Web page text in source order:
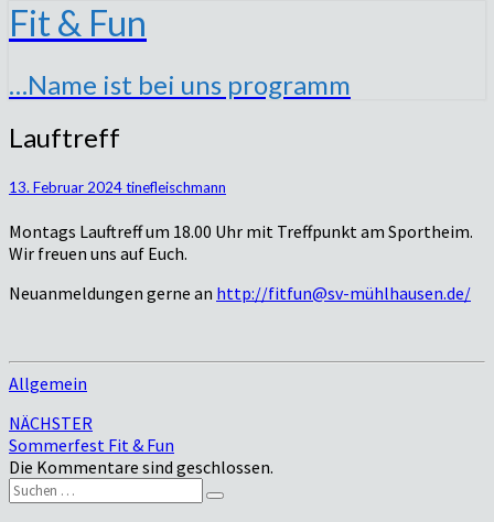
Fit & Fun
…Name ist bei uns programm
Lauftreff
Lauftreff
13. Februar 2024tinefleischmann
Montags Lauftreff um 18.00 Uhr mit Treffpunkt am Sportheim.
Wir freuen uns auf Euch.
Neuanmeldungen gerne an http://fitfun@sv-mühlhausen.de/
Allgemein
Beitragsnavigation
NÄCHSTER
Sommerfest Fit & Fun
Die Kommentare sind geschlossen.
Suchen
nach:
Suchen